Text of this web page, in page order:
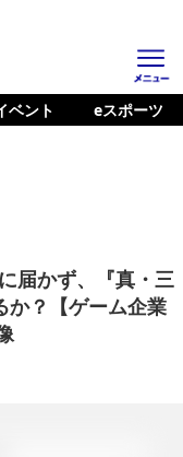
ベント eスポーツ
届かず、『真・三
か？【ゲーム企業